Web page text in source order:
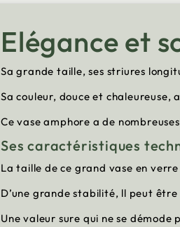
Elégance et
Sa grande taille, ses striures
Sa couleur, douce et chaleureuse,
Ce vase amphore a de
Ses caractéristiques
La taille de ce grand vase en
D’une grande stabilité, ll peut être
Une valeur sure qui ne se démode